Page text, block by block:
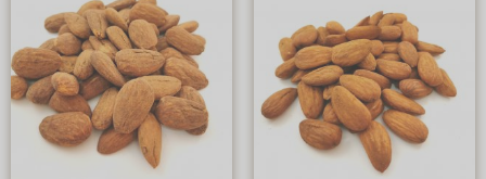
€ 2.59
through
€ 25.90
€ 25.90